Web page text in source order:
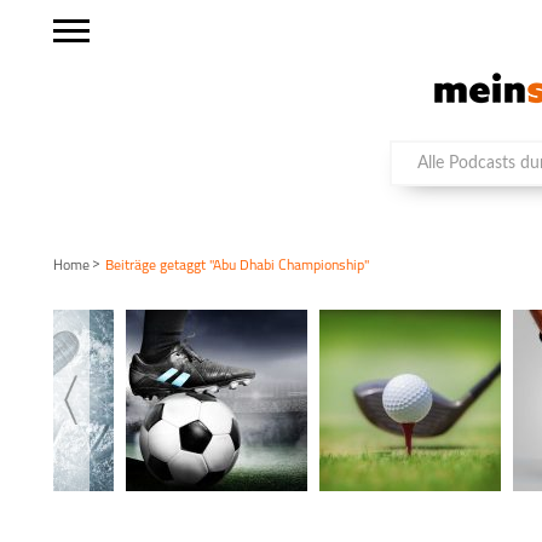
Home > Beiträge getaggt "Abu Dhabi Championship"